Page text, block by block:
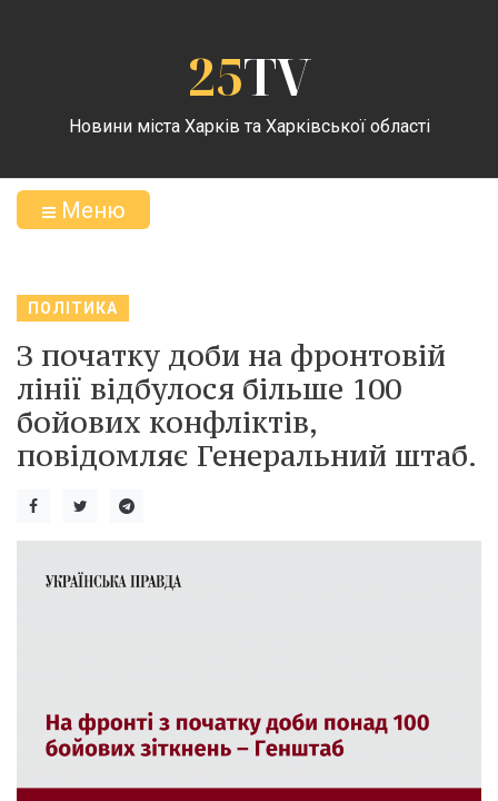
25TV
Новини міста Харків та Харківської області
Меню
ПОЛІТИКА
З початку доби на фронтовій
лінії відбулося більше 100
бойових конфліктів,
повідомляє Генеральний штаб.